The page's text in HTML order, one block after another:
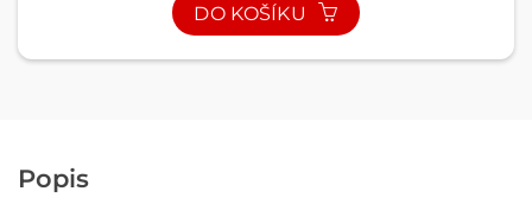
DO KOŠÍKU
Popis